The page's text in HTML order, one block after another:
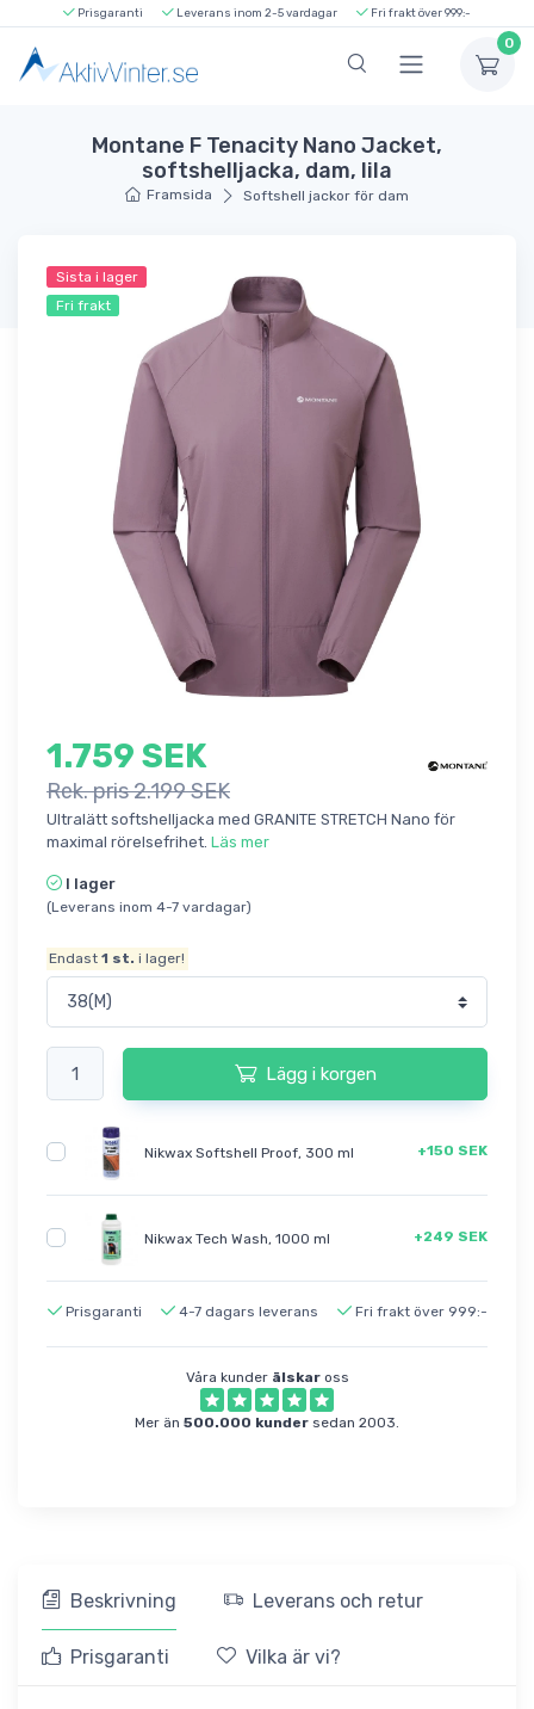
Prisgaranti Leverans inom 2-5 vardagar Fri frakt över 999:-
0
Montane F Tenacity Nano Jacket,
softshelljacka, dam, lila
Framsida Softshell jackor för dam
Sista i lager
Fri frakt
1.759 SEK
Rek. pris 2.199 SEK
Ultralätt softshelljacka med GRANITE STRETCH Nano för
maximal rörelsefrihet. Läs mer
I lager
(Leverans inom 4-7 vardagar)
Endast1 st. i lager!
Lägg i korgen
Nikwax Softshell Proof, 300 ml +150 SEK
Nikwax Tech Wash, 1000 ml +249 SEK
Prisgaranti 4-7 dagars leverans Fri frakt över 999:-
Våra kunder älskaross
Mer än 500.000 kunder sedan 2003.
Beskrivning Leverans och retur
Prisgaranti Vilka är vi?